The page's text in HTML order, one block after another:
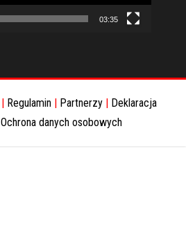
03:35
| Regulamin | Partnerzy | Deklaracja
Ochrona danych osobowych